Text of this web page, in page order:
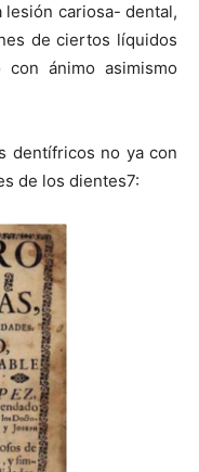
cariosa- dental,
de ciertos líquidos
ánimo asimismo
dentífricos no ya con
de los dientes7: